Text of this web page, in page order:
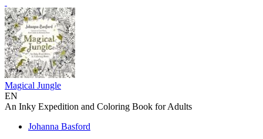
Magical Jungle
EN
An Inky Expedition and Coloring Book for Adults
Johanna Basford